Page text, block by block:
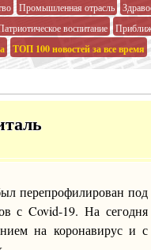
Промышленная отрасль
воспитание
ТОП 100 новостей за все время
перепрофилирован под
с Covid-19. На сегодня
на коронавирус и с